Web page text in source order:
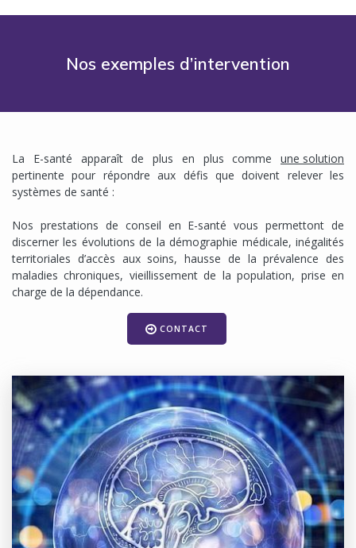
Nos exemples d’intervention
La E-santé apparaît de plus en plus comme une solution
pertinente pour répondre aux défis que doivent relever les
systèmes de santé :
Nos prestations de conseil en E-santé vous permettont de
discerner les évolutions de la démographie médicale, inégalités
territoriales d’accès aux soins, hausse de la prévalence des
maladies chroniques, vieillissement de la population, prise en
charge de la dépendance.
CONTACT